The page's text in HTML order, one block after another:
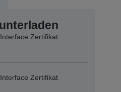
Zertifikat
Zertifikat